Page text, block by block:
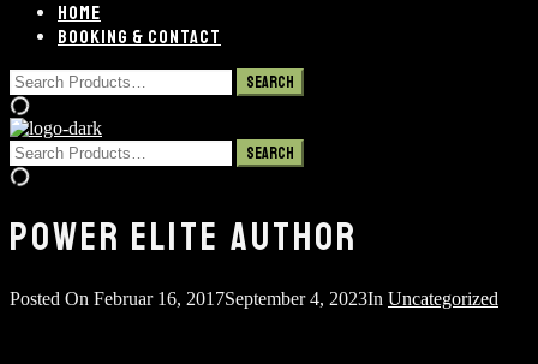
HOME
BOOKING & CONTACT
POWER ELITE AUTHOR
Posted On Februar 16, 2017September 4, 2023In Uncategorized